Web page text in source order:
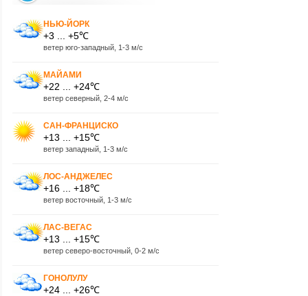
НЬЮ-ЙОРК
+3 ... +5℃
ветер юго-западный, 1-3 м/с
МАЙАМИ
+22 ... +24℃
ветер северный, 2-4 м/с
САН-ФРАНЦИСКО
+13 ... +15℃
ветер западный, 1-3 м/с
ЛОС-АНДЖЕЛЕС
+16 ... +18℃
ветер восточный, 1-3 м/с
ЛАС-ВЕГАС
+13 ... +15℃
ветер северо-восточный, 0-2 м/с
ГОНОЛУЛУ
+24 ... +26℃